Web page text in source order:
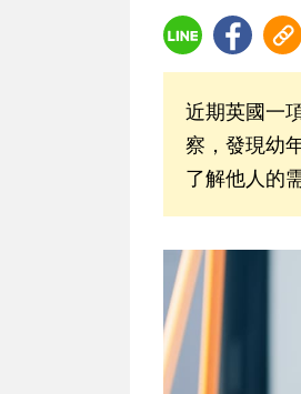
近期英國一
察，發現幼
了解他人的需